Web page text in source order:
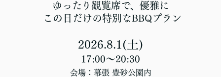
ゆったり観覧席で、優雅に
この日だけの特別なBBQプラン
2026.8.1(土)
17:00〜20:30
会場：幕張 豊砂公園内